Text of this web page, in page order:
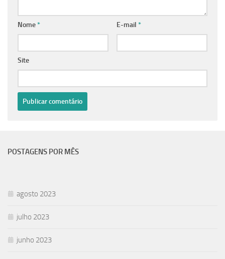
Nome* E-mail *
Site
POSTAGENS POR MÊS
agosto 2023
julho 2023
junho 2023